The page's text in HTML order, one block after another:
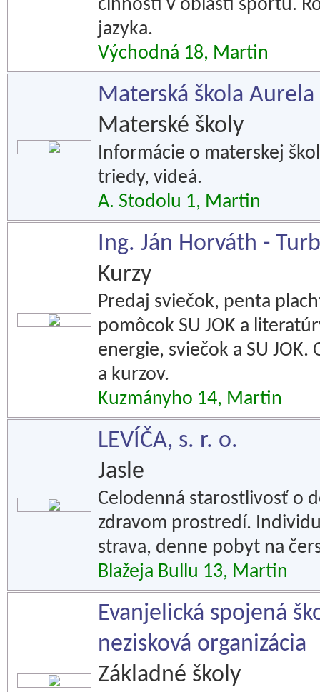
činnosti v oblasti športu.
jazyka.
Východná 18, Martin
Materská škola
Materské školy
Informácie o materskej
triedy, videá.
A. Stodolu 1, Martin
Ing. Ján Horváth -
Kurzy
Predaj sviečok, penta
pomôcok SU JOK a
energie, sviečok a SU
a kurzov.
Kuzmányho 14, Martin
LEVÍČA, s. r. o.
Jasle
Celodenná starostlivosť o
zdravom prostredí.
strava, denne pobyt na
Blažeja Bullu 13, Martin
Evanjelická spojená
nezisková organizácia
Základné školy